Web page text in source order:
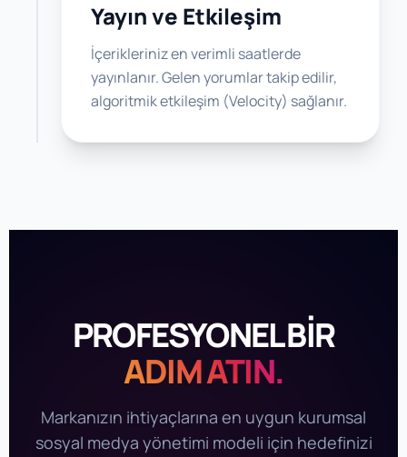
Yayın ve Etkileşim
İçerikleriniz en verimli saatlerde
yayınlanır. Gelen yorumlar takip edilir,
algoritmik etkileşim (Velocity) sağlanır.
PROFESYONEL BİR
ADIM ATIN.
Markanızın ihtiyaçlarına en uygun kurumsal
sosyal medya yönetimi modeli için hedefinizi